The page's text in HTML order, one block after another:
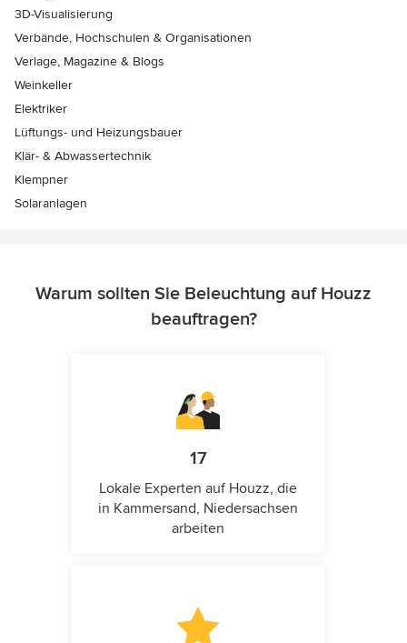
3D-Visualisierung
Verbände, Hochschulen & Organisationen
Verlage, Magazine & Blogs
Weinkeller
Elektriker
Lüftungs- und Heizungsbauer
Klär- & Abwassertechnik
Klempner
Solaranlagen
Warum sollten Sie Beleuchtung auf Houzz
beauftragen?
17
Lokale Experten auf Houzz, die
in Kammersand, Niedersachsen
arbeiten